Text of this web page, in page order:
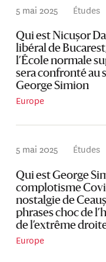
5 mai 2025 Études
Qui est Nicușor
libéral de
l’École normale
sera confronté au
George Simion
Europe
5 mai 2025 Études
Qui est George
complotisme
nostalgie de
phrases choc de
de l’extrême
Europe